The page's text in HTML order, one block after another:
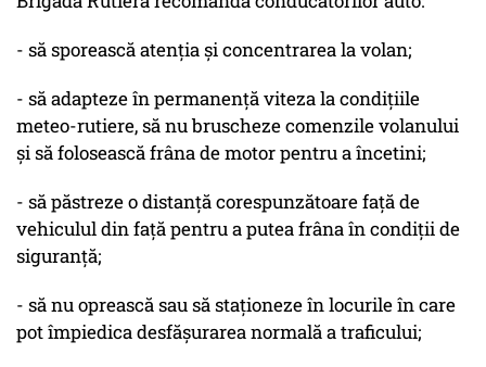
- să sporească atenţia şi concentrarea la volan;
- să adapteze în permanenţă viteza la condiţiile
meteo-rutiere, să nu bruscheze comenzile volanului
şi să folosească frâna de motor pentru a încetini;
- să păstreze o distanţă corespunzătoare faţă de
vehiculul din faţă pentru a putea frâna în condiţii de
siguranţă;
- să nu oprească sau să staţioneze în locurile în care
pot împiedica desfăşurarea normală a traficului;